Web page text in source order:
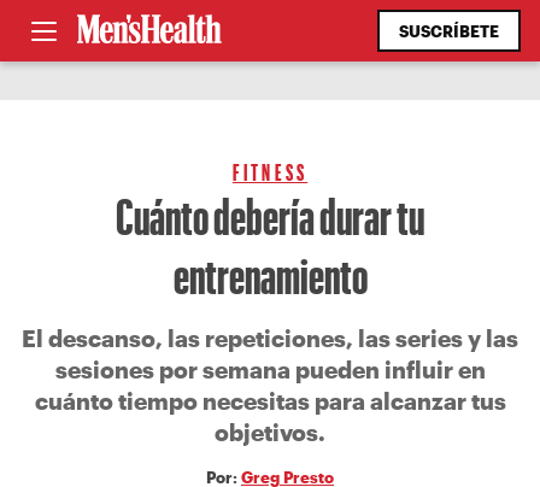
SUSCRÍBETE
FITNESS
Cuánto debería durar tu
entrenamiento
El descanso, las repeticiones, las series y las
sesiones por semana pueden influir en
cuánto tiempo necesitas para alcanzar tus
objetivos.
Por: Greg Presto